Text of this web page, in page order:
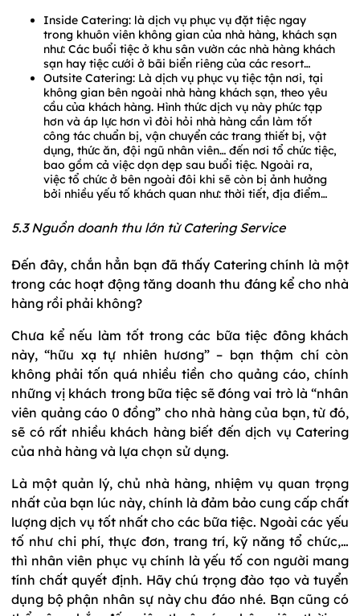
Inside Catering: là dịch vụ phục vụ đặt tiệc ngay
trong khuôn viên không gian của nhà hàng, khách sạn
như: Các buổi tiệc ở khu sân vườn các nhà hàng khách
sạn hay tiệc cưới ở bãi biển riêng của các resort…
Outsite Catering: Là dịch vụ phục vụ tiệc tận nơi, tại
không gian bên ngoài nhà hàng khách sạn, theo yêu
cầu của khách hàng. Hình thức dịch vụ này phức tạp
hơn và áp lực hơn vì đòi hỏi nhà hàng cần làm tốt
công tác chuẩn bị, vận chuyển các trang thiết bị, vật
dụng, thức ăn, đội ngũ nhân viên… đến nơi tổ chức tiệc,
bao gồm cả việc dọn dẹp sau buổi tiệc. Ngoài ra,
việc tổ chức ở bên ngoài đôi khi sẽ còn bị ảnh hưởng
bởi nhiều yếu tố khách quan như: thời tiết, địa điểm…
5.3 Nguồn doanh thu lớn từ Catering Service
Đến đây, chắn hẳn bạn đã thấy Catering chính là một
trong các hoạt động tăng doanh thu đáng kể cho nhà
hàng rồi phải không?
Chưa kể nếu làm tốt trong các bữa tiệc đông khách
này, “hữu xạ tự nhiên hương” – bạn thậm chí còn
không phải tốn quá nhiều tiền cho quảng cáo, chính
những vị khách trong bữa tiệc sẽ đóng vai trò là “nhân
viên quảng cáo 0 đồng” cho nhà hàng của bạn, từ đó,
sẽ có rất nhiều khách hàng biết đến dịch vụ Catering
của nhà hàng và lựa chọn sử dụng.
Là một quản lý, chủ nhà hàng, nhiệm vụ quan trọng
nhất của bạn lúc này, chính là đảm bảo cung cấp chất
lượng dịch vụ tốt nhất cho các bữa tiệc. Ngoài các yếu
tố như chi phí, thực đơn, trang trí, kỹ năng tổ chức,…
thì nhân viên phục vụ chính là yếu tố con người mang
tính chất quyết định. Hãy chú trọng đào tạo và tuyển
dụng bộ phận nhân sự này chu đáo nhé. Bạn cũng có